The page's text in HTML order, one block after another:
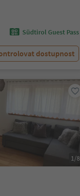
Südtirol Guest Pass
dostupnost
1/8